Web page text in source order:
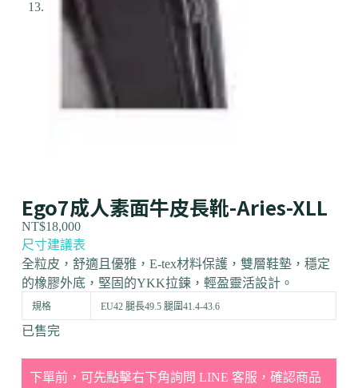
Ego7成人素面牛皮長靴-Aries-XLL
NT$18,000
尺寸建議表
全粒皮，舒適且優雅，E-tex材料保護，雙層鞋墊，穩定
的橡膠外底，堅固的YKK拉鍊，輕盈靈活設計。
規格 EU42 腿長49.5 腿圍41.4-43.6
已售完
下單前，可先點擊右下角詢問 LINE 客服，確認商品